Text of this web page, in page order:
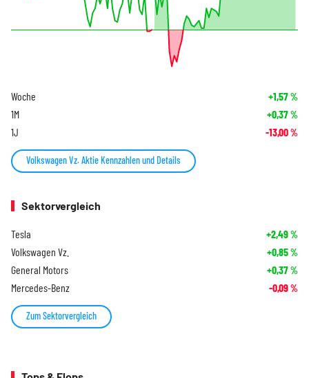
Woche +1,57%
1M +0,37%
1J -13,00%
Volkswagen Vz. Aktie Kennzahlen und Details
Sektorvergleich
Tesla +2,49%
Volkswagen Vz. +0,85%
General Motors +0,37%
Mercedes-Benz -0,09%
Zum Sektorvergleich